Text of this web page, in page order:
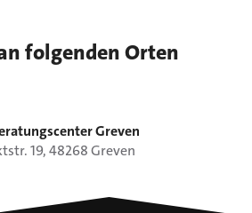
folgenden Orten
Greven
19,48268Greven